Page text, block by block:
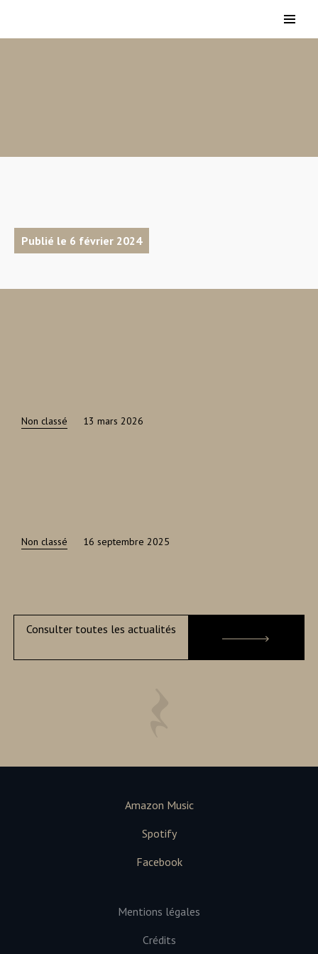
Publié le 6 février 2024
Non classé 13 mars 2026
Non classé 16 septembre 2025
Consulter toutes les actualités
Amazon Music
Spotify
Facebook
Mentions légales
Crédits